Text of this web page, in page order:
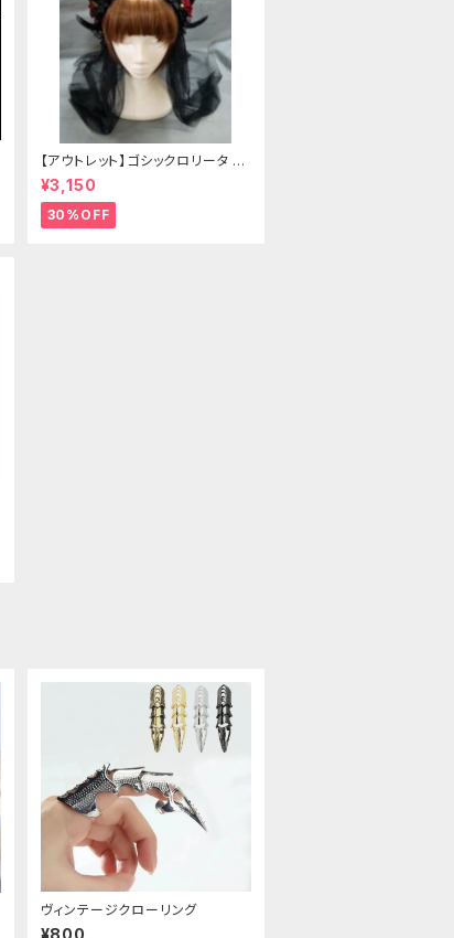
【アウトレット】ゴシックロリータ ゴ
ールドクラウン＆ホーン(ヴェール
付き)
¥3,150
30%OFF
ヴィンテージクローリング
¥800